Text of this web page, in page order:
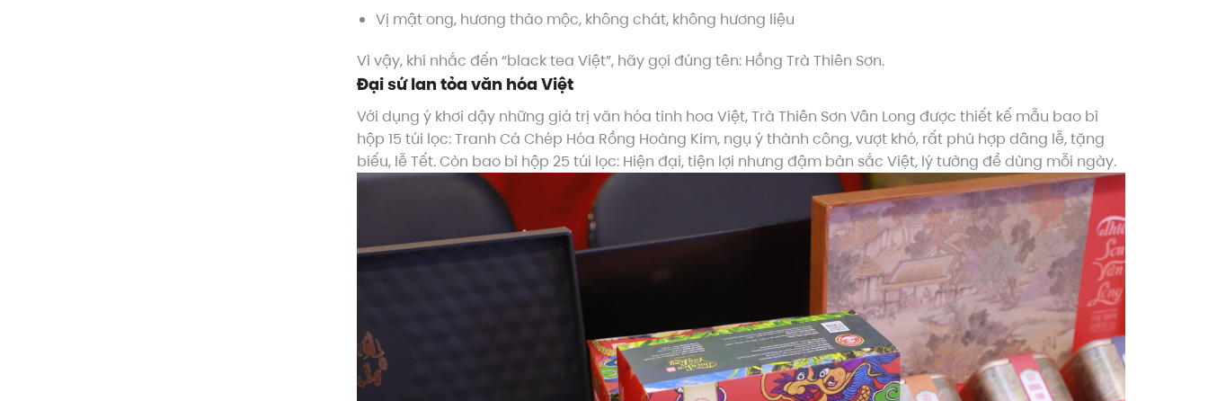
Vị mật ong, hương thảo mộc, không chát, không hương liệu
Vì vậy, khi nhắc đến “black tea Việt”, hãy gọi đúng tên: Hồng Trà Thiên Sơn.
Đại sứ lan tỏa văn hóa Việt
Với dụng ý khơi dậy những giá trị văn hóa tinh hoa Việt, Trà Thiên Sơn Vân Long được thiết kế mẫu bao bì
hộp 15 túi lọc: Tranh Cá Chép Hóa Rồng Hoàng Kim, ngụ ý thành công, vượt khó, rất phù hợp dâng lễ, tặng
biếu, lễ Tết. Còn bao bì hộp 25 túi lọc: Hiện đại, tiện lợi nhưng đậm bản sắc Việt, lý tưởng để dùng mỗi ngày.